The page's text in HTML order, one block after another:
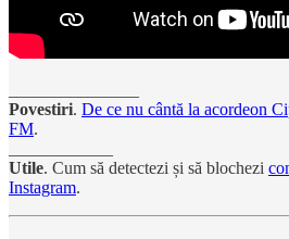
Povestiri. De ce nu cântă la acordeon
FM.
Utile. Cum să detectezi și să blochezi
Instagram.